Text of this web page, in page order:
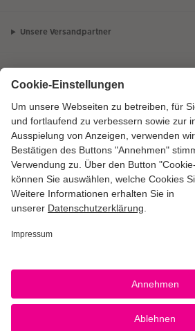
Unsere Versandpartner
Zertifizierungen & Initiativen
CEWE Fotowelt
Sortiment
Service
Bei Fragen zu Produkten oder der Bestellung